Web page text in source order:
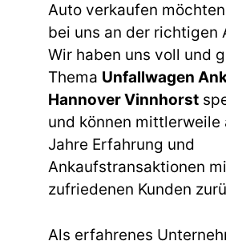
Auto verkaufen
bei uns an der richtigen
Wir haben uns voll und
Thema Unfallwagen
Hannover Vinnhorst
und können mittlerweile
Jahre Erfahrung und
Ankaufstransaktionen
zufriedenen Kunden
Als erfahrenes